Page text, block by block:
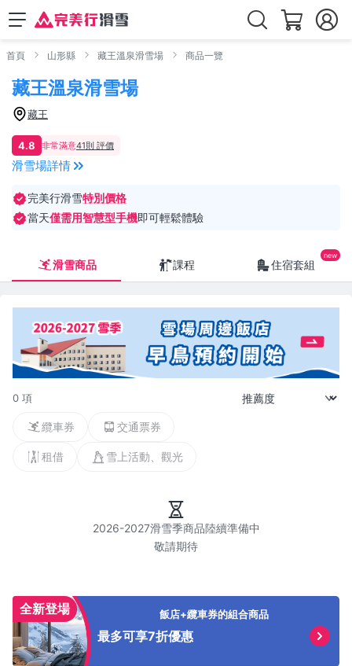
首頁 山形縣 藏王溫泉滑雪場 商品一覽
藏王溫泉滑雪場
藏王
4.8 非常滿意41則 評價
滑雪場詳情
完美行滑雪特別價格
當天僅需用智慧型手機即可輕鬆體驗
滑雪商品 課程 住宿套組
0 項
纜車券 交通票券
租借 雪上活動、觀光
2026-2027滑雪季商品陸續準備中
全新登場 飯店+纜車券的組合商品
最多可享7折優惠